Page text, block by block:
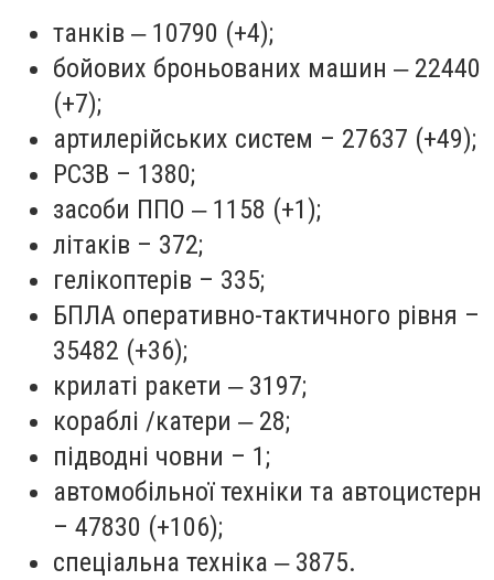
танків ‒ 10790 (+4);
бойових броньованих машин ‒ 22440
(+7);
артилерійських систем – 27637 (+49);
РСЗВ – 1380;
засоби ППО ‒ 1158 (+1);
літаків – 372;
гелікоптерів – 335;
БПЛА оперативно-тактичного рівня –
35482 (+36);
крилаті ракети ‒ 3197;
кораблі /катери ‒ 28;
підводні човни – 1;
автомобільної техніки та автоцистерн
– 47830 (+106);
спеціальна техніка ‒ 3875.